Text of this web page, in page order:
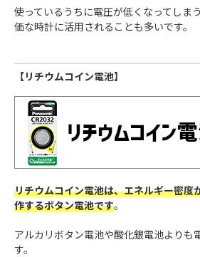
使っているうちに電圧が低くなってしま
価な時計に活用されることも多いです。
【リチウムコイン電池】
リチウムコイン電池は、エネルギー密度
作するボタン電池です。
アルカリボタン電池や酸化銀電池よりも
す。